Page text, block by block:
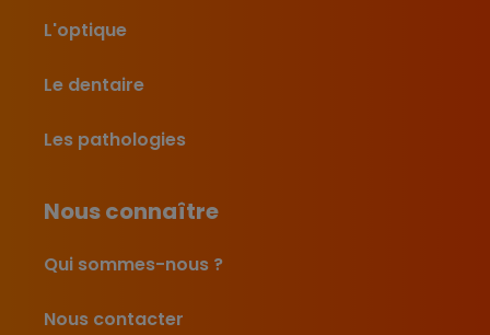
L'optique
Le dentaire
Les pathologies
Nous connaître
Qui sommes-nous ?
Nous contacter